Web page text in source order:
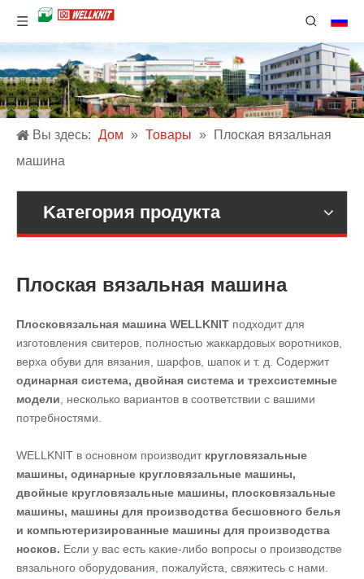
Вы здесь: Дом » Товары »
Плоская вязальная
машина
Kатегория продукта
Плоская вязальная машина
Плосковязальная машина WELLKNIT подходит для
изготовления свитеров, полностью жаккардовых воротников,
верха обуви для вязания, шарфов, шапок и т. д. Содержит
одинарная система, двойная система и трехсистемные
модели, несколько вариантов в соответствии с вашими
потребностями.
WELLKNIT в основном производит кругловязальные
машины, одинарные кругловязальные машины,
двойные кругловязальные машины, плосковязальные
машины, машины для производства бесшовного белья
и компьютеризированные машины для производства
носков. Если у вас есть какие-либо вопросы о производстве
вязального оборудования, пожалуйста, свяжитесь с нами.